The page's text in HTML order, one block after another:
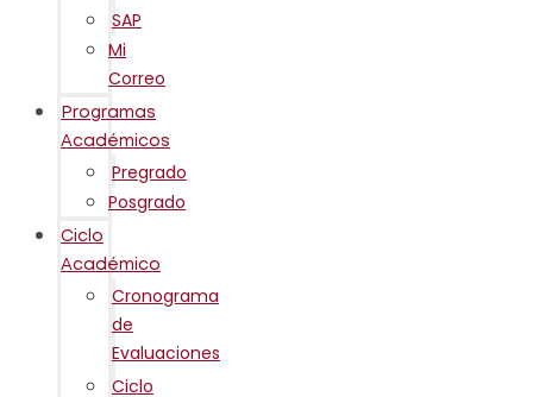
SAP
Mi
Correo
Programas
Académicos
Pregrado
Posgrado
Ciclo
Académico
Cronograma
de
Evaluaciones
Ciclo